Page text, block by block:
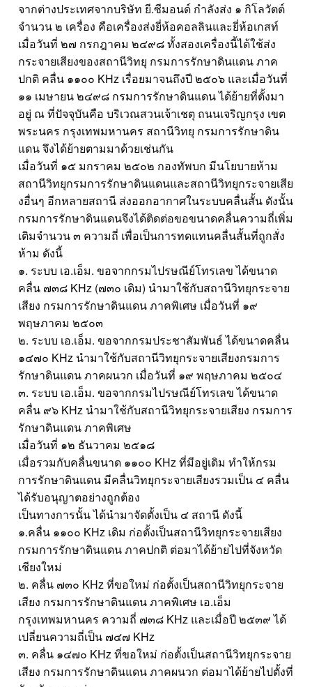
จากต่างประเทศจากบริษัท ยี.ซีมอนด์ กำลังส่ง ๑ กิโลวัตต์
จำนวน ๒ เครื่อง คือเครื่องส่งยี่ห้อคอลลินและยี่ห้อเกสท์
เมื่อวันที่ ๒๗ กรกฎาคม ๒๔๙๘ ทั้งสองเครื่องนี้ได้ใช้ส่ง
กระจายเสียงของสถานีวิทยุ กรมการรักษาดินแดน ภาค
ปกติ คลื่น ๑๑๐๐ KHz เรื่อยมาจนถึงปี ๒๕๐๖ และเมื่อวันที่
๑๑ เมษายน ๒๔๙๘ กรมการรักษาดินแดน ได้ย้ายที่ตั้งมา
อยู่ ณ ที่ปัจจุบันคือ บริเวณสวนเจ้าเชตุ ถนนเจริญกรุง เขต
พระนคร กรุงเทพมหานคร สถานีวิทยุ กรมการรักษาดิน
แดน จึงได้ย้ายตามมาด้วยเช่นกัน
เมื่อวันที่ ๑๕ มกราคม ๒๕๐๒ กองทัพบก มีนโยบายห้าม
สถานีวิทยุกรมการรักษาดินแดนและสถานีวิทยุกระจายเสีย
งอื่นๆ อีกหลายสถานี ส่งออกอากาศในระบบคลื่นสั้น ดังนั้น
กรมการรักษาดินแดนจึงได้ติดต่อขอขนาดคลื่นความถี่เพิ่ม
เติมจำนวน ๓ ความถี่ เพื่อเป็นการทดแทนคลื่นสั้นที่ถูกสั่ง
ห้าม ดังนี้
๑. ระบบ เอ.เอ็ม. ขอจากกรมไปรษณีย์โทรเลข ได้ขนาด
คลื่น ๗๓๘ KHz (๗๓๐ เดิม) นำมาใช้กับสถานีวิทยุกระจาย
เสียง กรมการรักษาดินแดน ภาคพิเศษ เมื่อวันที่ ๑๙
พฤษภาคม ๒๕๐๓
๒. ระบบ เอ.เอ็ม. ขอจากกรมประชาสัมพันธ์ ได้ขนาดคลื่น
๑๔๗๐ KHz นำมาใช้กับสถานีวิทยุกระจายเสียงกรมการ
รักษาดินแดน ภาคผนวก เมื่อวันที่ ๑๙ พฤษภาคม ๒๕๐๔
๓. ระบบ เอ.เอ็ม. ขอจากกรมไปรษณีย์โทรเลข ได้ขนาด
คลื่น ๙๖ KHz นำมาใช้กับสถานีวิทยุกระจายเสียง กรมการ
รักษาดินแดน ภาคพิเศษ
เมื่อวันที่ ๑๒ ธันวาคม ๒๕๑๘
เมื่อรวมกับคลื่นขนาด ๑๑๐๐ KHz ที่มีอยู่เดิม ทำให้กรม
การรักษาดินแดน มีคลื่นวิทยุกระจายเสียงรวมเป็น ๔ คลื่น
ได้รับอนุญาตอย่างถูกต้อง
เป็นทางการนั้น ได้นำมาจัดตั้งเป็น ๔ สถานี ดังนี้
๑.คลื่น ๑๑๐๐ KHz เดิม ก่อตั้งเป็นสถานีวิทยุกระจายเสียง
กรมการรักษาดินแดน ภาคปกติ ต่อมาได้ย้ายไปที่จังหวัด
เชียงใหม่
๒. คลื่น ๗๓๐ KHz ที่ขอใหม่ ก่อตั้งเป็นสถานีวิทยุกระจาย
เสียง กรมการรักษาดินแดน ภาคพิเศษ เอ.เอ็ม
กรุงเทพมหานคร ความถี่ ๗๓๘ KHz และเมื่อปี ๒๕๓๙ ได้
เปลี่ยนความถี่เป็น ๗๔๗ KHz
๓. คลื่น ๑๔๗๐ KHz ที่ขอใหม่ ก่อตั้งเป็นสถานีวิทยุกระจาย
เสียง กรมการรักษาดินแดน ภาคผนวก ต่อมาได้ย้ายไปตั้งที่